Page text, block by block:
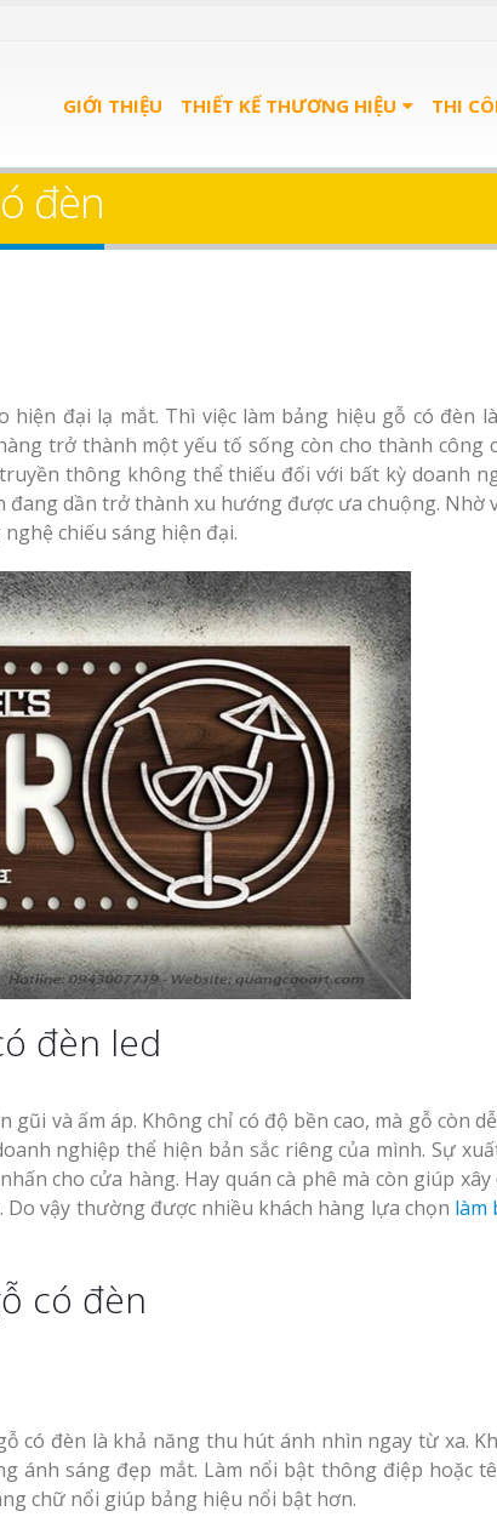
GIỚI THIỆU THIẾT KẾ THƯƠNG HIỆU THI
đèn
hiện đại lạ mắt. Thì việc làm bảng hiệu gỗ có đèn
trở thành một yếu tố sống còn cho thành công
thông không thể thiếu đối với bất kỳ doanh
đang dần trở thành xu hướng được ưa chuộng. Nhờ
chiếu sáng hiện đại.
đèn led
và ấm áp. Không chỉ có độ bền cao, mà gỗ còn
nghiệp thể hiện bản sắc riêng của mình. Sự
cho cửa hàng. Hay quán cà phê mà còn giúp
vậy thường được nhiều khách hàng lựa chọn làm
có đèn
có đèn là khả năng thu hút ánh nhìn ngay từ xa.
ánh sáng đẹp mắt. Làm nổi bật thông điệp hoặc
chữ nổi giúp bảng hiệu nổi bật hơn.